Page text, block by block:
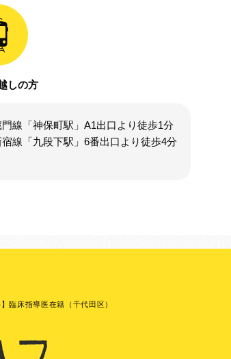
しの方
線「神保町駅」A1出口より徒歩1分
線「九段下駅」6番出口より徒歩4分
臨床指導医在籍（千代田区）